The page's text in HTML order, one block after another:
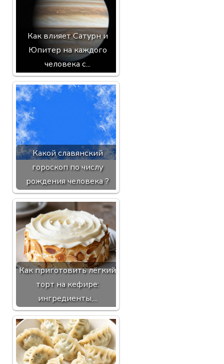
Как влияет Сатурн и
Юпитер на каждого
человека с...
Какой славянский
гороскоп по числу
рождения человека ?
Как приготовить лёгкий
торт на кефире:
ингредиенты,...